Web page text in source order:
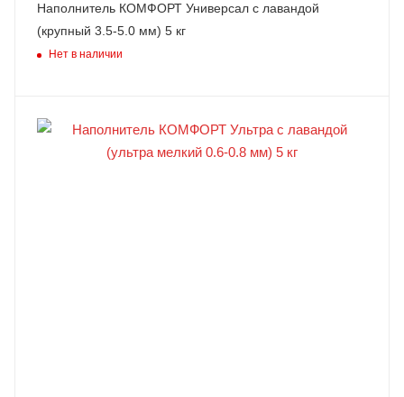
Наполнитель КОМФОРТ Универсал с лавандой
(крупный 3.5-5.0 мм) 5 кг
Нет в наличии